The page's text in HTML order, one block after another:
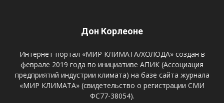
Дон Корлеоне
Интернет-портал «МИР КЛИМАТА/ХОЛОДА» создан в
феврале 2019 года по инициативе АПИК (Ассоциация
предприятий индустрии климата) на базе сайта журнала
«МИР КЛИМАТА» (свидетельство о регистрации СМИ
ФС77-38054).